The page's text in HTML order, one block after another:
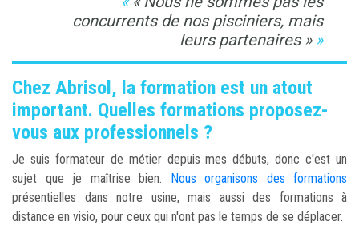
concurrents de nos pisciniers, mais
leurs partenaires »
Chez Abrisol, la formation est un atout
important. Quelles formations proposez-
vous aux professionnels ?
Je suis formateur de métier depuis mes débuts, donc c'est un
sujet que je maîtrise bien. Nous organisons des formations
présentielles dans notre usine, mais aussi des formations à
distance en visio, pour ceux qui n'ont pas le temps de se déplacer.